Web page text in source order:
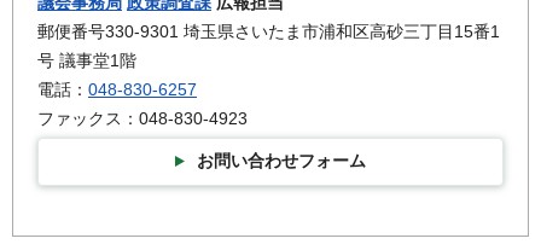
郵便番号330-9301 埼玉県さいたま市浦和区高砂三丁目15番1
号 議事堂1階
電話： 048-830-6257
ファックス：048-830-4923
お問い合わせフォーム